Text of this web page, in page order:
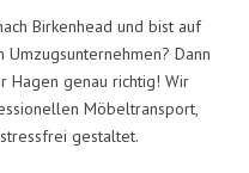
Birkenhead und bist auf
Dann
Hagen genau richtig! Wir
Möbeltransport,
gestaltet.